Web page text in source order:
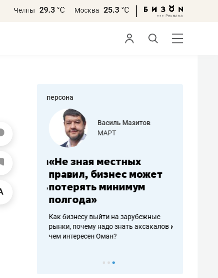
Челны 29.3 °С Москва 25.3 °С
персона
работа
Василь Мазитов
МАРТ
«Не зная местных
правил, бизнес может
потерять минимум
полгода»
Как бизнесу выйти на зарубежные
рынки, почему надо знать аксакалов и
чем интересен Оман?